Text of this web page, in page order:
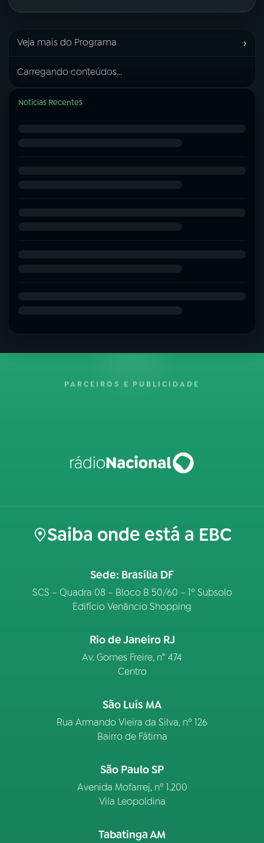
Veja mais do Programa ›
Carregando conteúdos...
Notícias Recentes
PARCEIROS E PUBLICIDADE
Saiba onde está a EBC
Sede: Brasília DF
SCS – Quadra 08 – Bloco B 50/60 – 1º Subsolo
Edifício Venâncio Shopping
Rio de Janeiro RJ
Av. Gomes Freire, n° 474
Centro
São Luís MA
Rua Armando Vieira da Silva, nº 126
Bairro de Fátima
São Paulo SP
Avenida Mofarrej, nº 1.200
Vila Leopoldina
Tabatinga AM